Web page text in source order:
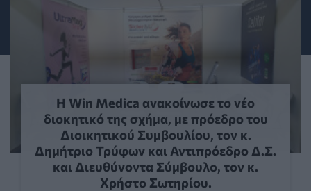
Η Win Medica ανακοίνωσε το νέο
διοκητικό της σχήμα, με πρόεδρο του
Διοικητικού Συμβουλίου, τον κ.
Δημήτριο Τρύφων και Αντιπρόεδρο Δ.Σ.
και Διευθύνοντα Σύμβουλο, τον κ.
Χρήστο Σωτηρίου.